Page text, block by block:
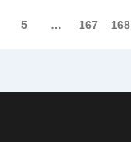
5 … 167 168